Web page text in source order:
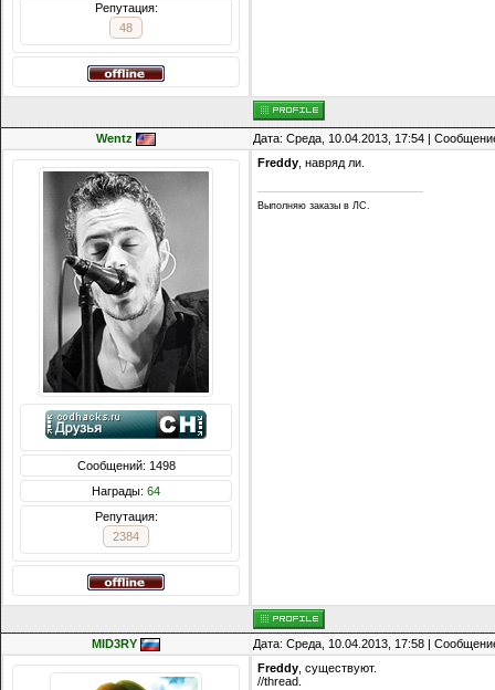
Репутация:
48
Wentz Дата: Среда, 10.04.2013, 17:54 |
Сообщений: 1498
Награды: 64
Репутация:
2384
Freddy , навряд ли.
Выполняю заказы в ЛС.
MID3RY Дата: Среда, 10.04.2013, 17:58 |
Freddy , существуют.
//thread.